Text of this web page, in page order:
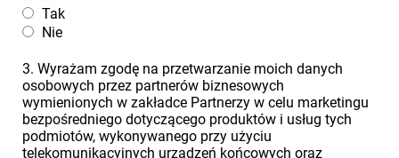
Tak
Nie
3. Wyrażam zgodę na przetwarzanie moich danych
osobowych przez partnerów biznesowych
wymienionych w zakładce Partnerzy w celu marketingu
bezpośredniego dotyczącego produktów i usług tych
podmiotów, wykonywanego przy użyciu
telekomunikacyjnych urządzeń końcowych oraz